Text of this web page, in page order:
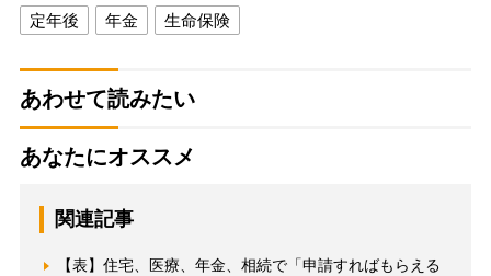
定年後 年金 生命保険
あわせて読みたい
あなたにオススメ
関連記事
【表】住宅、医療、年金、相続で「申請すればもらえる